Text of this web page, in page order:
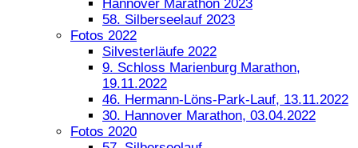
Hannover Marathon 2023
58. Silberseelauf 2023
Fotos 2022
Silvesterläufe 2022
9. Schloss Marienburg Marathon,
19.11.2022
46. Hermann-Löns-Park-Lauf, 13.11.2022
30. Hannover Marathon, 03.04.2022
Fotos 2020